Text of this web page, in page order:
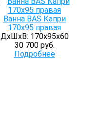
Ванна BAS Капри
170x95 правая
ДхШхВ: 170х95х60
30 700 руб.
Подробнее